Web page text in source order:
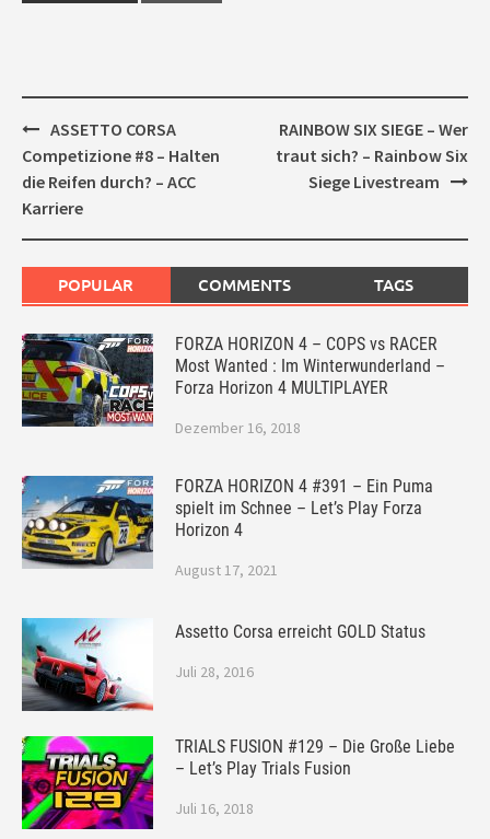
Post
navigation
ASSETTO CORSA
Competizione #8 – Halten
die Reifen durch? – ACC
Karriere
RAINBOW SIX SIEGE – Wer
traut sich? – Rainbow Six
Siege Livestream
POPULAR COMMENTS TAGS
FORZA HORIZON 4 – COPS vs RACER
Most Wanted : Im Winterwunderland –
Forza Horizon 4 MULTIPLAYER
Dezember 16, 2018
FORZA HORIZON 4 #391 – Ein Puma
spielt im Schnee – Let’s Play Forza
Horizon 4
August 17, 2021
Assetto Corsa erreicht GOLD Status
Juli 28, 2016
TRIALS FUSION #129 – Die Große Liebe
– Let’s Play Trials Fusion
Juli 16, 2018